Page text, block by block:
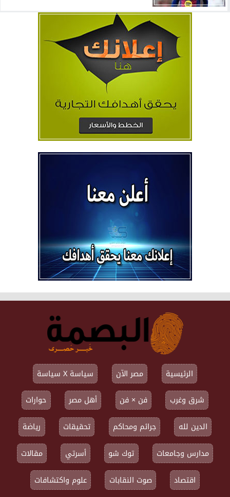
الرئيسية مصر الآن
سياسة X سياسة
شرق وغرب
فن × فن أهل مصر
حوارات
الدين لله
جرائم ومحاكم تحقيقات
رياضة
مدارس وجامعات
توك شو أسرتي
مقالات
اقتصاد
صوت النقابات علوم واكتشافات